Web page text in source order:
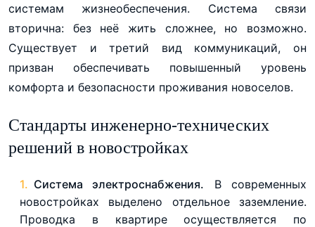
системам жизнеобеспечения. Система связи
вторична: без неё жить сложнее, но возможно.
Существует и третий вид коммуникаций, он
призван обеспечивать повышенный уровень
комфорта и безопасности проживания новоселов.
Стандарты инженерно-технических
решений в новостройках
Система электроснабжения. В современных
новостройках выделено отдельное заземление.
Проводка в квартире осуществляется по